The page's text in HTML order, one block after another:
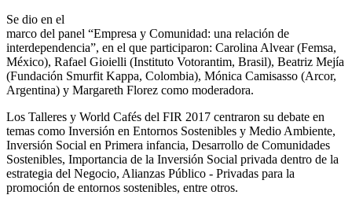
Se dio en el
marco del panel “Empresa y Comunidad: una relación de
interdependencia”, en el que participaron: Carolina Alvear (Femsa,
México), Rafael Gioielli (Instituto Votorantim, Brasil), Beatriz Mejía
(Fundación Smurfit Kappa, Colombia), Mónica Camisasso (Arcor,
Argentina) y Margareth Florez como moderadora.
Los Talleres y World Cafés del FIR 2017 centraron su debate en
temas como Inversión en Entornos Sostenibles y Medio Ambiente,
Inversión Social en Primera infancia, Desarrollo de Comunidades
Sostenibles, Importancia de la Inversión Social privada dentro de la
estrategia del Negocio, Alianzas Público - Privadas para la
promoción de entornos sostenibles, entre otros.